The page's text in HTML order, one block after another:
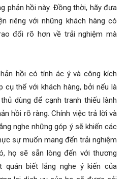
phản hồi này. Đồng thời, hãy đưa
riêng với những khách hàng có
đổi rõ hơn về trải nghiệm mà
hồi có tính ác ý và công kích
cụ thể với khách hàng, bởi nếu là
dùng để cạnh tranh thiếu lành
hồi rõ ràng. Chính việc trả lời và
nghe những góp ý sẽ khiến các
sự muốn mang đến trải nghiệm
họ sẽ sẵn lòng đến với thương
quán biết lắng nghe ý kiến của